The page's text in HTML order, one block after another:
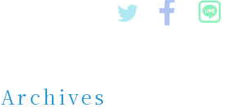
Archives